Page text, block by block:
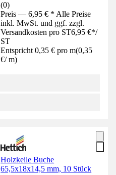
(0)
Preis — 6,95 € * Alle Preise
inkl. MwSt. und ggf. zzgl.
Versandkosten pro ST6,95 €*/
ST
Entspricht 0,35 € pro m(0,35
€/ m)
Holzkeile Buche
65,5x18x14,5 mm, 10 Stück